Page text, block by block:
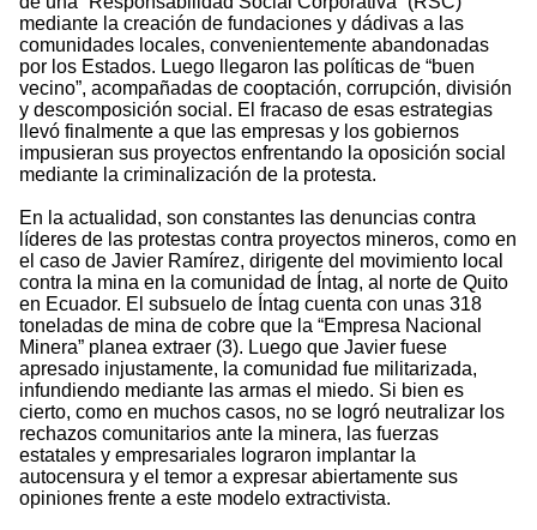
mediante la creación de fundaciones y dádivas a las
comunidades locales, convenientemente abandonadas
por los Estados. Luego llegaron las políticas de “buen
vecino”, acompañadas de cooptación, corrupción, división
y descomposición social. El fracaso de esas estrategias
llevó finalmente a que las empresas y los gobiernos
impusieran sus proyectos enfrentando la oposición social
mediante la criminalización de la protesta.
En la actualidad, son constantes las denuncias contra
líderes de las protestas contra proyectos mineros, como en
el caso de Javier Ramírez, dirigente del movimiento local
contra la mina en la comunidad de Íntag, al norte de Quito
en Ecuador. El subsuelo de Íntag cuenta con unas 318
toneladas de mina de cobre que la “Empresa Nacional
Minera” planea extraer (3). Luego que Javier fuese
apresado injustamente, la comunidad fue militarizada,
infundiendo mediante las armas el miedo. Si bien es
cierto, como en muchos casos, no se logró neutralizar los
rechazos comunitarios ante la minera, las fuerzas
estatales y empresariales lograron implantar la
autocensura y el temor a expresar abiertamente sus
opiniones frente a este modelo extractivista.